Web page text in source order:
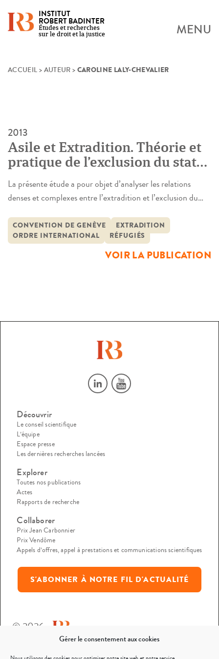
Gérer le consentement aux cookies
Skip
INSTITUT
ROBERT BADINTER
Études et recherches
sur le droit et la justice
MENU
ACCUEIL > AUTEUR > CAROLINE LALY-CHEVALIER
2013
Asile et Extradition. Théorie et
pratique de l’exclusion du statut
de réfugié
La présente étude a pour objet d’analyser les relations
denses et complexes entre l’extradition et l’exclusion du
droit a longtemps évolué de façon autonome sans égard
aux nombreuses interactions qui les unissent. La recherche
met en lumière les potentiels et les limites de leur
CONVENTION DE GENÈVE
EXTRADITION
ORDRE INTERNATIONAL
RÉFUGIÉS
VOIR LA PUBLICATION
Découvrir
Le conseil scientifique
L’équipe
Espace presse
Les dernières recherches lancées
Explorer
Toutes nos publications
Actes
Rapports de recherche
Collaborer
Prix Jean Carbonnier
Prix Vendôme
Appels d’offres, appel à prestations et communications scientifiques
S'ABONNER À NOTRE FIL D'ACTUALITÉ
© 2026